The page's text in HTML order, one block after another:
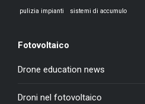
pulizia impianti sistemi di accumulo
Fotovoltaico
Drone education news
Droni nel fotovoltaico